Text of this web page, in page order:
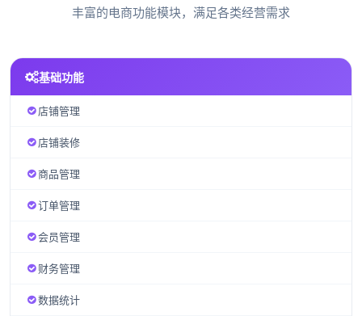
丰富的电商功能模块，满足各类经营需求
基础功能
店铺管理
店铺装修
商品管理
订单管理
会员管理
财务管理
数据统计